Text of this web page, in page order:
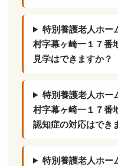
特別養護老人ホ
村字幕ヶ崎一１７番
見学はできますか？
特別養護老人ホ
村字幕ヶ崎一１７番
認知症の対応はでき
特別養護老人ホ